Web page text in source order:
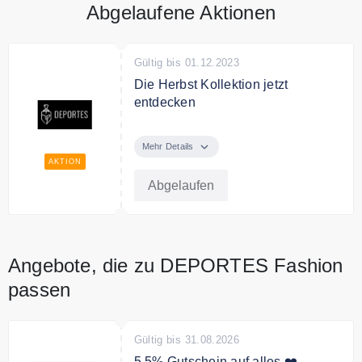
Abgelaufene Aktionen
AKTION
Gültig bis 01.12.2023
Die Herbst Kollektion jetzt
entdecken
Kollektion von Deportes Fashion.
Mehr Details
Abgelaufen
Angebote, die zu DEPORTES Fashion
passen
Gültig bis 31.08.2026